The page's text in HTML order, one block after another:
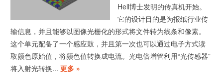
Hell博士发明的传真机开始。
它的设计目的是为报纸行业传
输信息，并且能够以图像光栅化的形式将文件转为线条和像素。
这个单元配备了一个感应鼓，并且第一次也可以通过电子方式读
取颜色原始值，将颜色值转换成电流。光电倍增管利用“光传感器”
将入射光转换...更多 »